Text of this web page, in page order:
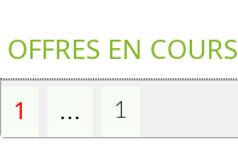
OFFRES EN COURS
1 ... 1